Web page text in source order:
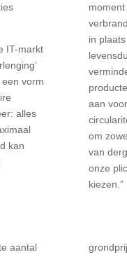
IT-markt
vorm
alles
kan
in
aan
om
van
onze
kiezen.”
aantal